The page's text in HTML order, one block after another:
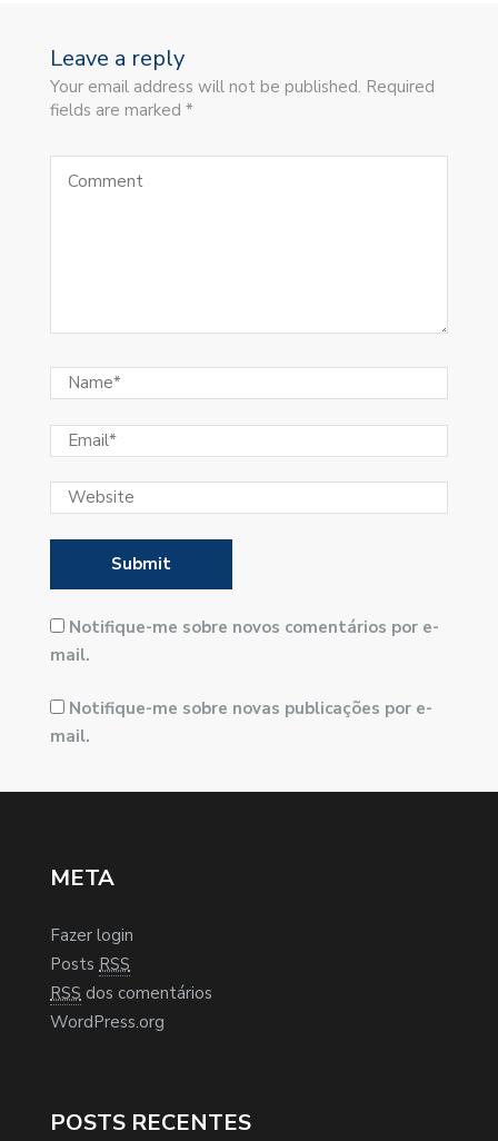
Leave a reply
Your email address will not be published. Required
fields are marked *
Notifique-me sobre novos comentários por e-
mail.
Notifique-me sobre novas publicações por e-
mail.
META
Fazer login
Posts RSS
RSS dos comentários
WordPress.org
POSTS RECENTES